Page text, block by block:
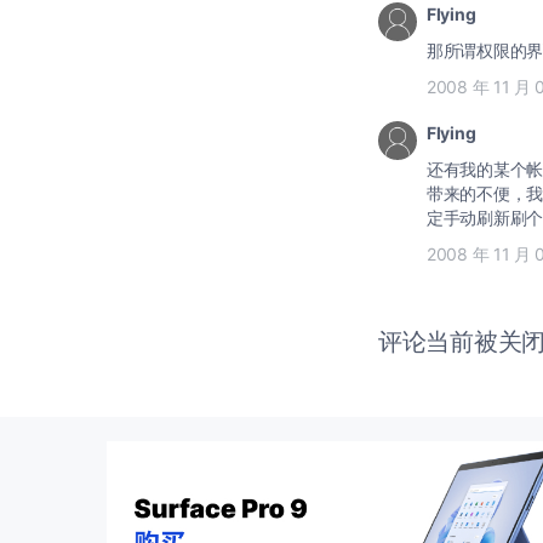
Flying
那所谓权限的
2008 年 11 月
Flying
还有我的某个帐号刚刚
带来的不便，我们深
定手动刷新刷
2008 年 11 月
评论当前被关闭